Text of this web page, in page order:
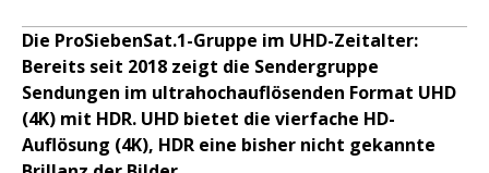
Die ProSiebenSat.1-Gruppe im UHD-Zeitalter:
Bereits seit 2018 zeigt die Sendergruppe
Sendungen im ultrahochauflösenden Format UHD
(4K) mit HDR. UHD bietet die vierfache HD-
Auflösung (4K), HDR eine bisher nicht gekannte